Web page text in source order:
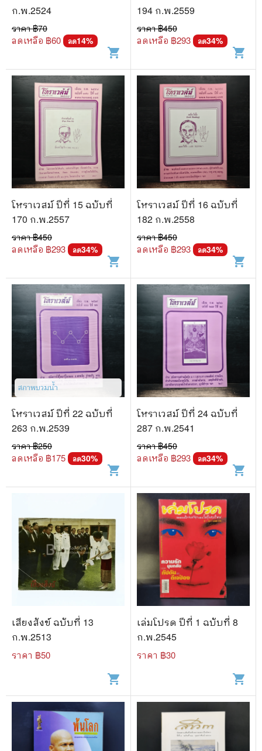
ก.พ.2524
ราคา ฿70
ลดเหลือ ฿60 ลด14%
shopping_cart
194 ก.พ.2559
ราคา ฿450
ลดเหลือ ฿293 ลด34%
shopping_cart
โหราเวสม์ ปีที่ 15 ฉบับที่
170 ก.พ.2557
ราคา ฿450
ลดเหลือ ฿293 ลด34%
shopping_cart
โหราเวสม์ ปีที่ 16 ฉบับที่
182 ก.พ.2558
ราคา ฿450
ลดเหลือ ฿293 ลด34%
shopping_cart
สภาพบวมน้ำ
โหราเวสม์ ปีที่ 22 ฉบับที่
263 ก.พ.2539
ราคา ฿250
ลดเหลือ ฿175 ลด30%
shopping_cart
โหราเวสม์ ปีที่ 24 ฉบับที่
287 ก.พ.2541
ราคา ฿450
ลดเหลือ ฿293 ลด34%
shopping_cart
เสียงสังข์ ฉบับที่ 13
ก.พ.2513
ราคา ฿50
shopping_cart
เล่มโปรด ปีที่ 1 ฉบับที่ 8
ก.พ.2545
ราคา ฿30
shopping_cart